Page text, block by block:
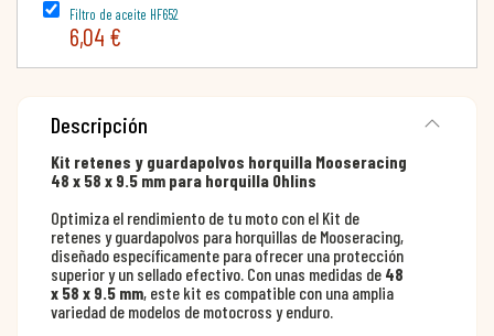
Filtro de aceite HF652
6,04 €
Descripción
Kit retenes y guardapolvos horquilla Mooseracing
48 x 58 x 9.5 mm para horquilla Ohlins
Optimiza el rendimiento de tu moto con el Kit de
retenes y guardapolvos para horquillas de Mooseracing,
diseñado específicamente para ofrecer una protección
superior y un sellado efectivo. Con unas medidas de 48
x 58 x 9.5 mm, este kit es compatible con una amplia
variedad de modelos de motocross y enduro.